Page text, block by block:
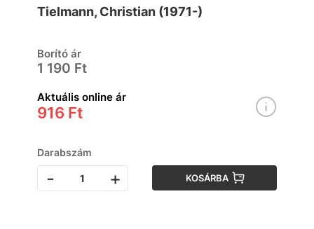
Tielmann, Christian (1971-)
Borító ár
1 190 Ft
Aktuális online ár
916 Ft
Darabszám
- + KOSÁRBA